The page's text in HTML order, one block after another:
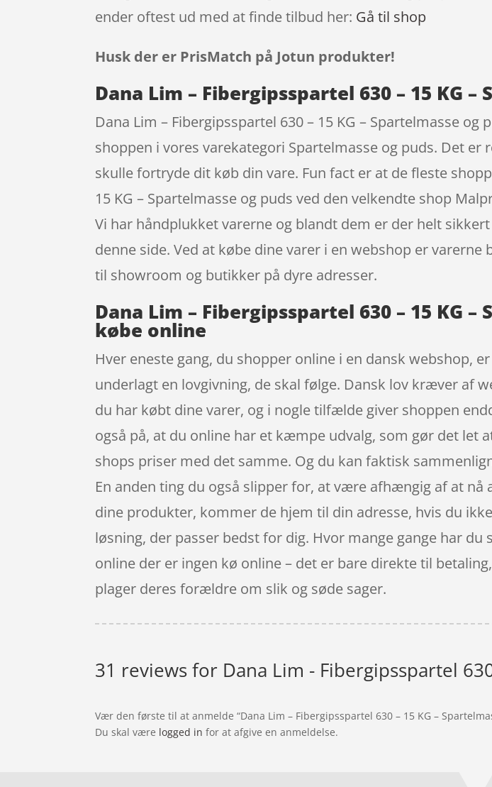
ender oftest ud med at finde tilbud her: Gå til shop
Husk der er PrisMatch på Jotun produkter!
Dana Lim – Fibergipsspartel 630 – 15 KG
Dana Lim – Fibergipsspartel 630 – 15 KG – Spartelmasse
shoppen i vores varekategori Spartelmasse og puds. Det
skulle fortryde dit køb din vare. Fun fact er at de fleste
15 KG – Spartelmasse og puds ved den velkendte shop
Vi har håndplukket varerne og blandt dem er der helt
denne side. Ved at købe dine varer i en webshop er
til showroom og butikker på dyre adresser.
Dana Lim – Fibergipsspartel 630 – 15 KG
købe online
Hver eneste gang, du shopper online i en dansk webshop,
underlagt en lovgivning, de skal følge. Dansk lov kræver af
du har købt dine varer, og i nogle tilfælde giver shoppen
også på, at du online har et kæmpe udvalg, som gør det let
shops priser med det samme. Og du kan faktisk
En anden ting du også slipper for, at være afhængig af at
dine produkter, kommer de hjem til din adresse, hvis du
løsning, der passer bedst for dig. Hvor mange gange har
online der er ingen kø online – det er bare direkte til
plager deres forældre om slik og søde sager.
31 reviews for Dana Lim - Fibergipsspartel
Vær den første til at anmelde “Dana Lim – Fibergipsspartel 630 – 15 KG –
Du skal være logged in for at afgive en anmeldelse.